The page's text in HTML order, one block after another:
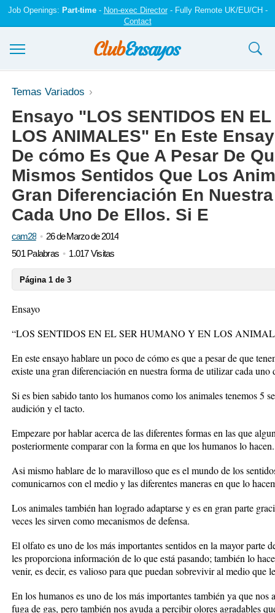
Job Openings: Part-time- Non-exec Director- Fully Remote UK/EU/CH -
Contact
Ensayos y trabajos
Registrarse
Iniciar sesión
Contáctenos
Temas Variados
Ensayo "LOS SENTIDOS EN EL
LOS ANIMALES" En Este
De cómo Es Que A Pesar De
Mismos Sentidos Que Los
Gran Diferenciación En
Cada Uno De Ellos. Si E
cam28
26 de Marzo de 2014
501 Palabras
1.017 Visitas
Página 1 de 3
Ensayo
“LOS SENTIDOS EN EL SER HUMANO Y EN LOS
En este ensayo hablare un poco de cómo es que a pesar de que
existe una gran diferenciación en nuestra forma de utilizar cada uno
Si es bien sabido tanto los humanos como los animales tenemos 5
audición y el tacto.
Empezare por hablar acerca de las diferentes formas en las que
posteriormente comparar con la forma en que los humanos lo hacen.
Asi mismo hablare de lo maravilloso que es el mundo de los
comunicarnos con el medio y las diferentes maneras en que lo
Los animales también han logrado adaptarse y es en gran parte
veces les sirven como mecanismos de defensa.
El olfato es uno de los más importantes sentidos en la mayor parte
les proporciona información de lo que está pasando; también lo
venir, es decir, es valioso para que puedan sobrevivir al medio que
En los humanos es uno de los más importantes también ya que nos
fuga de gas, pero también nos ayuda a percibir olores agradables